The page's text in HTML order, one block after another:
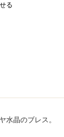
る
水晶のブレス。